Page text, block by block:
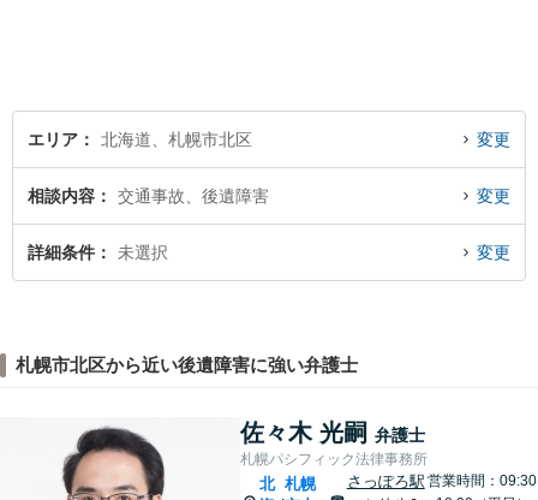
エリア 北海道、札幌市北区 変更
相談内容 交通事故、後遺障害 変更
詳細条件 未選択 変更
札幌市北区から近い後遺障害に強い弁護士
佐々木 光嗣 弁護士
札幌パシフィック法律事務所
北 札幌
さっぽろ駅 営業時間：09:30